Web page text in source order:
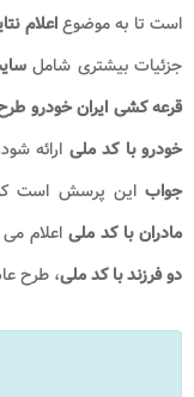
است تا به موضوعاعلام
جزئیات بیشتری شامل
قرعه کشی ایران خودرو
خودرو با کد ملی ارائه
جواباین پرسش است
مادران با کد ملی اعلام
دو فرزند با کد ملی، طرح